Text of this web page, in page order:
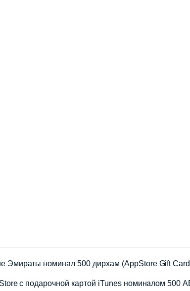
Эмираты номинал 500 дирхам (AppStore Gift
с подарочной картой iTunes номиналом 500